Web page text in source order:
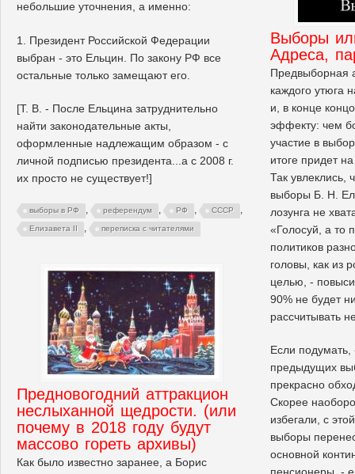
небольшие уточнения, а именно:
1. Президент Российской Федерации
выбран - это Ельцин. По закону РФ все
остальные только замещают его.
[Т. В. - После Ельцина затруднительно
найти законодательные акты,
оформленные надлежащим образом - с
личной подписью президента...а с 2008 г.
их просто не существует!]
выборы в РФ , референдум , РФ , СССР ,
Елизавета II , переписка с читателями
Выборы
Адреса,
Предвыборная
каждого утюга
и, в конце
эффекту: чем
участие в
итоге придет
Так увлеклись,
выборы Б. Н.
лозунга не
«Голосуй, а то
политиков
головы, как из
целью, -
90% не будет
рассчитывать
Если
предыдущих
прекрасно
Скорее
избегали, с
выборы
основной
Предновогодний аттракцион
неслыханной щедрости. (или
почему в 2018 году будут
массово гореть архивы)
Как было известно заранее, а Борис